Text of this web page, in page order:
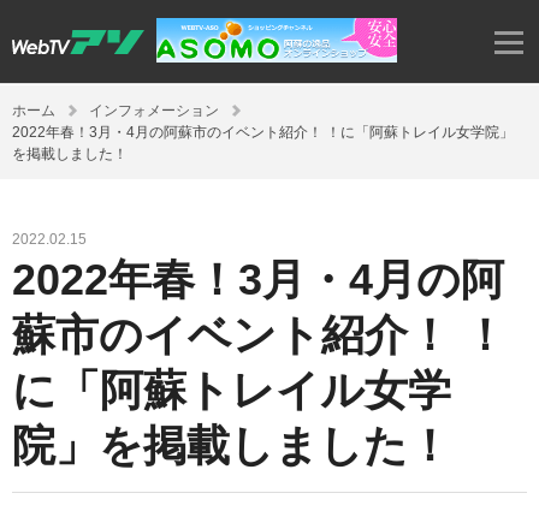
ホーム
インフォメーション
2022年春！3月・4月の阿蘇市のイベント紹介！ ！に「阿蘇トレイル女学院」
を掲載しました！
2022.02.15
2022年春！3月・4月の阿
蘇市のイベント紹介！ ！
に「阿蘇トレイル女学
院」を掲載しました！